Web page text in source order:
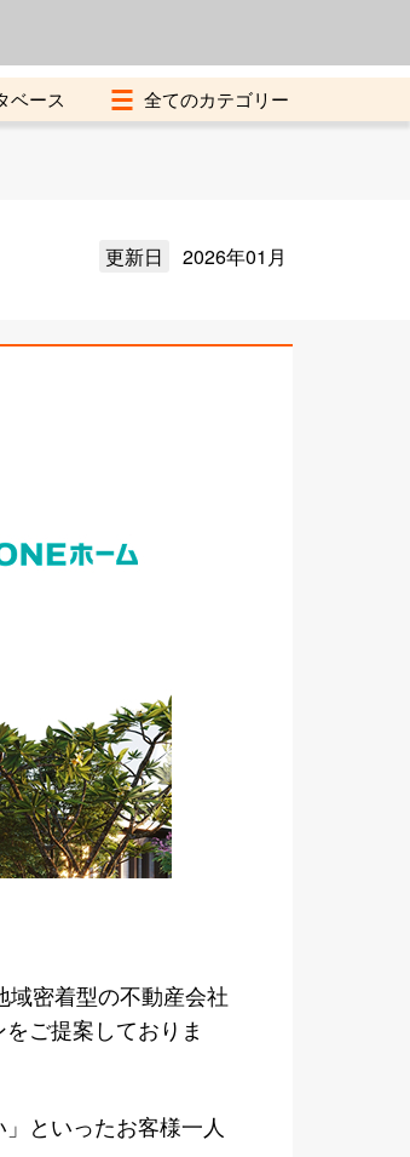
ベース
更新日 2026年01月
域密着型の不動産会社
ご提案しておりま
といったお客様一人